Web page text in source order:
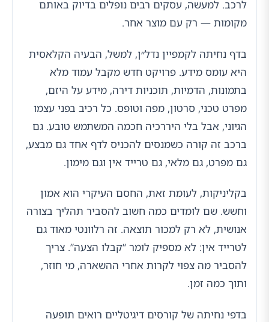
לרכב. למעשה, עסקים רבים נופלים בדיוק באותם
מקומות — רק עם מוצר אחר.
בדף נחיתה לקמפיין נדל״ן, למשל, הבעיה הקלאסית
היא עומס מידע. פרויקט חדש מקבל עמוד מלא
בתמונות, הדמיות, תוכניות דירה, מידע על היזם,
מפרט טכני, סרטון, מפה וטופס. כל רכיב בפני עצמו
הגיוני, אבל בלי היררכיה חכמה המשתמש טובע. גם
ברכב זה קורה כשמנסים להכניס לדף אחד גם מבצע,
גם מפרט, גם מלאי, גם טרייד אין וגם מימון.
בקליניקות, לעומת זאת, החסם העיקרי הוא אמון
וחשש. שם לומדים כמה חשוב להסביר תהליך בצורה
אנושית, לא רק למכור תוצאה. זה רלוונטי מאוד גם
לטרייד אין: לא מספיק לומר “קבלו הצעה”. צריך
להסביר מה צפוי לקרות אחרי ההשארה, מי חוזר,
ותוך כמה זמן.
בדפי נחיתה של קורסים דיגיטליים רואים תופעה